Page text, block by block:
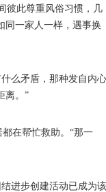
彼此尊重风俗习惯，几
同一家人一样，遇事换
么矛盾，那种发自内心
离。”
在帮忙救助。“那一
进步创建活动已成为该